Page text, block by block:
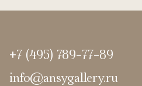
+7 (495) 789-77-89
info@ansygallery.ru